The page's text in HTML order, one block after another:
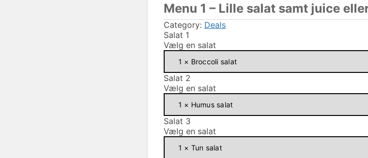
Menu 1 – Lille salat samt juice
Category: Deals
Salat 1
Vælg en salat
Salat 2
Vælg en salat
Salat 3
Vælg en salat